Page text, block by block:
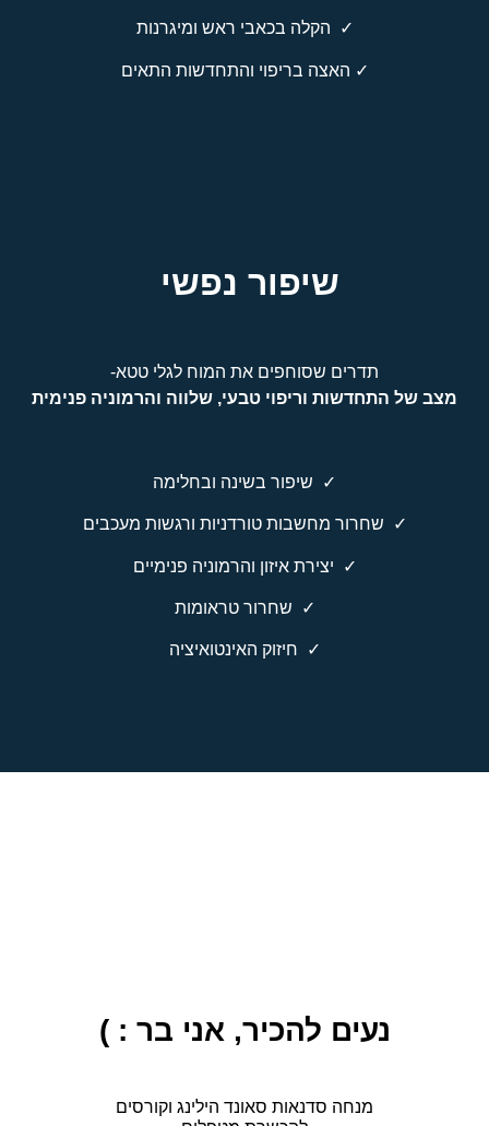
✓ הקלה בכאבי ראש ומיגרנות
✓ האצה בריפוי והתחדשות התאים
שיפור נפשי
תדרים שסוחפים את המוח לגלי טטא-
מצב של התחדשות וריפוי טבעי, שלווה והרמוניה פנימית
✓ שיפור בשינה ובחלימה
✓ שחרור מחשבות טורדניות ורגשות מעכבים
✓ יצירת איזון והרמוניה פנימיים
✓ שחרור טראומות
✓ חיזוק האינטואיציה
נעים להכיר, אני בר : )
מנחה סדנאות סאונד הילינג וקורסים